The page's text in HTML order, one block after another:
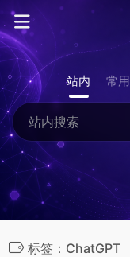
站内 常用
标签：ChatGPT